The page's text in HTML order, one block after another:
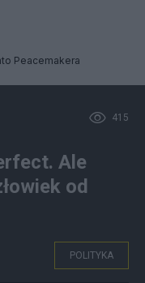
Peacemakera
415
Ale
od
POLITYKA